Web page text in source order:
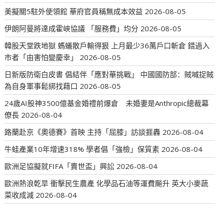
美擬關5駐外使領館 華府官員稱無成本效益 2026-08-05
伊朗阿曼將達成霍峽協議 「服務費」均分 2026-08-05
韓股天堂跌地獄 螞蟻散戶輸得狠 上月最少36萬戶口斬倉 錯過入
市者「由害怕變慶幸」
2026-08-05
日新版防衛白皮書 倡結伴「應對華挑戰」 中國國防部：賊喊捉賊
為自身軍事鬆綁找藉口 2026-08-05
24歲AI股神3500億基金婚禮前爆倉 未婚妻是Anthropic總裁幕
僚長 2026-08-04
路蘭赴京《奧德賽》首映 主持「屈膝」訪談捱轟 2026-08-04
牛蛙產業10年增速318% 學者倡「強檢」保質素 2026-08-04
歐洲足協擬就FIFA「賣世盃」興訟 2026-08-04
歐洲熱浪乾旱 衝擊民生農產 化學品石油等運費飈升 英大小麥蔬
菜收成減 2026-08-04